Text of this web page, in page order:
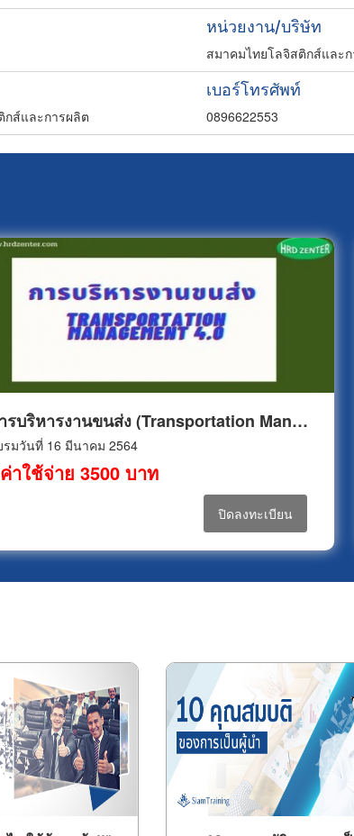
หน่วยงาน/บริษัท
สมาคมไทยโลจิสติกส์และ
กส์และการผลิต
เบอร์โทรศัพท์
0896622553
การบริหารงานขนส่ง (Transportation Management 4.0)
รมวันที่ 16 มีนาคม 2564
าใช้จ่าย 3500 บาท
ปิดลงทะเบียน